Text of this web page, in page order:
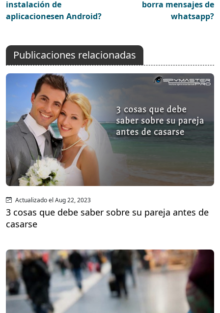
instalación de
aplicacionesen Android?
borra mensajes de
whatsapp?
Publicaciones relacionadas
Actualizado el Aug 22, 2023
3 cosas que debe saber sobre su pareja antes de
casarse